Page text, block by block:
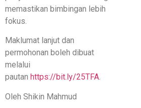
memastikan bimbingan lebih
fokus.
Maklumat lanjut dan
permohonan boleh dibuat
melalui
pautan https://bit.ly/25TFA.
Oleh Shikin Mahmud